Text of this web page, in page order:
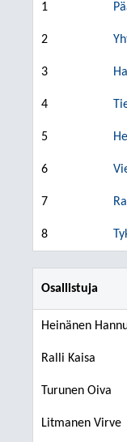
1
2
3
4
5
6
7
8
Osallistuja
Heinänen
Ralli Kaisa
Turunen Oiva
Litmanen Virve